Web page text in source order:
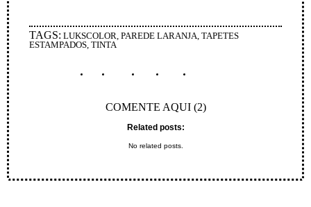
TAGS: LUKSCOLOR, PAREDE LARANJA, TAPETES
ESTAMPADOS, TINTA
COMENTE AQUI (2)
Related posts:
No related posts.